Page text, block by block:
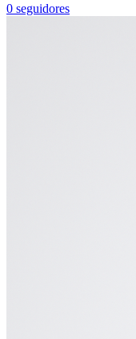
0 seguidores